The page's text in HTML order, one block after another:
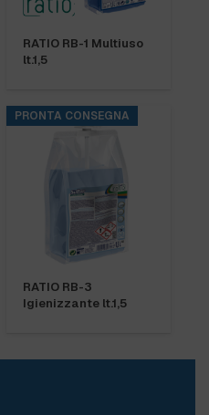
RATIO RB-1 Multiuso
lt.1,5
PRONTA CONSEGNA
RATIO RB-3
Igienizzante lt.1,5